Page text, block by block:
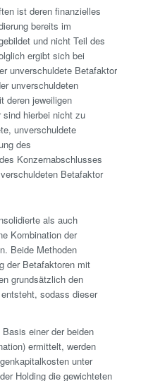
ist deren finanzielles
bereits im
und nicht Teil des
ergibt sich bei
unverschuldete Betafaktor
unverschuldeten
deren jeweiligen
sind hierbei nicht zu
unverschuldete
des
Konzernabschlusses
Betafaktor
als auch
Kombination der
Beide Methoden
der Betafaktoren mit
grundsätzlich den
sodass dieser
einer der beiden
ermittelt, werden
unter
Holding die gewichteten